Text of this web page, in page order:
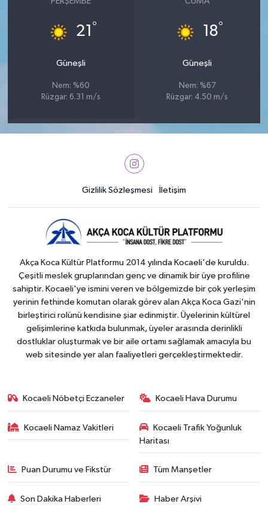
21 °
Güneşli
Nem: %60
Rüzgar: 6.31 m/s
18°
Güneşli
Nem: %67
Rüzgar: 4.50 m/s
Gizlilik Sözleşmesi İletişim
Akça Koca Kültür Platformu 2014 yılında Kocaeli'de kuruldu.
Çeşitli meslek gruplarından genç ve dinamik bir üye profiline
sahiptir. Kocaeli'ye ismini veren ve bölgemizde bir çok yerleşim
yerinin fethinde komutan olarak görev alan Akça Koca Gazi'nin
birleştirici rolünü kendisine şiar edinmiştir. Üyelerinin kültürel
gelişimlerine katkıda bulunmak, üyeler arasında derinlikli
dostluklar oluşturmak ve bir aile ortamı sağlamak amacıyla bu
web sitesinde yer alan faaliyetleri gerçekleştirmektedir.
Kocaeli Nöbetçi Eczaneler Kocaeli Hava Durumu
Kocaeli Namaz Vakitleri
Kocaeli Trafik Yoğunluk
Haritası
Puan Durumu ve Fikstür Tüm Manşetler
Son Dakika Haberleri Haber Arşivi